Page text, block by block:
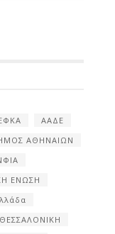
ΑΑΔΕ
ΑΘΗΝΑΙΩΝ
ΕΝΩΣΗ
ΘΕΣΣΑΛΟΝΙΚΗ